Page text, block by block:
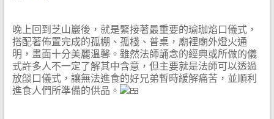
晚上回到芝山巖後，就是緊接著最重要的瑜珈焰口儀式，
搭配著佈置完成的孤棚、孤棧、普桌，廟裡廟外燈火通
明，畫面十分美麗溫馨。雖然法師誦念的經典或所做的儀
式許多人不一定了解其中含意，但主要就是法師可以透過
放燄口儀式，讓無法進食的好兄弟暫時緩解痛苦，並順利
進食人們所準備的供品。